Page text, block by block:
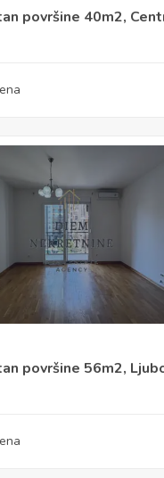
površine 40m2,
površine 56m2,